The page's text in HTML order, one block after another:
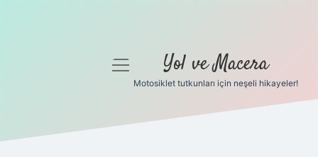
Gizlilik Politikası
menüyü
Yol ve Macera
Motosiklet tutkunları için neşeli hikayeler!